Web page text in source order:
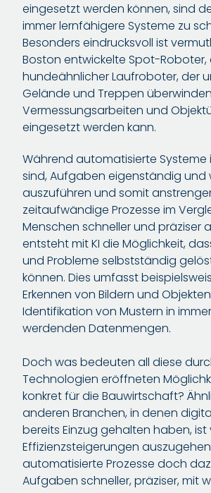
eingesetzt werden können, sind
immer lernfähigere Systeme zu
Besonders eindrucksvoll ist
Boston entwickelte Spot-Roboter,
hundeähnlicher Laufroboter, der
Gelände und Treppen
Vermessungsarbeiten und
eingesetzt werden kann.
Während automatisierte Systeme
sind, Aufgaben eigenständig und
auszuführen und somit
zeitaufwändige Prozesse im
Menschen schneller und präziser
entsteht mit KI die Möglichkeit,
und Probleme selbstständig
können. Dies umfasst
Erkennen von Bildern und
Identifikation von Mustern in
werdenden Datenmengen.
Doch was bedeuten all diese
Technologien eröffneten
konkret für die Bauwirtschaft?
anderen Branchen, in denen
bereits Einzug gehalten haben,
Effizienzsteigerungen
automatisierte Prozesse doch
Aufgaben schneller, präziser, mit